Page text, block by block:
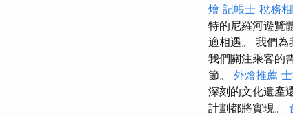
燴 記帳士 稅務
特的尼羅河遊覽
適相遇。 我們為
我們關注乘客的
節。 外燴推薦
深刻的文化遺產
計劃都將實現。